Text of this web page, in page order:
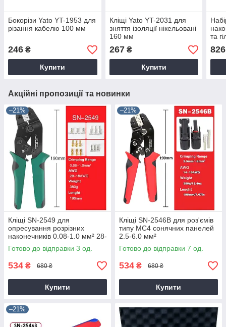
Бокорізи Yato YT-1953 для
різання кабелю 100 мм
246 ₴
Купити
Кліщі Yato YT-2031 для
зняття ізоляції нікельовані
160 мм
267₴
Купити
та
826
Акційні пропозиції та новинки
–21%
Кліщі SN-2549 для
опресування розрізних
наконечників 0.08-1.0 мм² 28-
18AWG
Готово до відправки 3 од.
534 ₴ 680 ₴
Купити
–21%
Кліщі SN-2546B для роз'ємів
типу MC4 сонячних панелей
2.5-6.0 мм²
Готово до відправки 7 од.
534 ₴ 680 ₴
Купити
–21%